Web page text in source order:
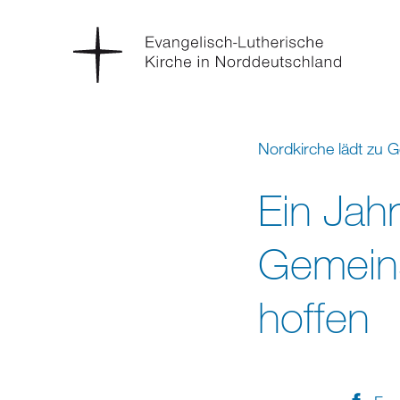
Nordkirche lädt zu
Ein
hoffen